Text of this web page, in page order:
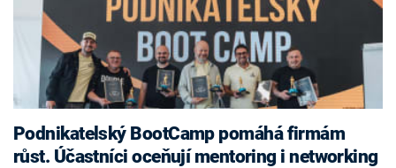
Podnikatelský BootCamp pomáhá firmám
růst. Účastníci oceňují mentoring i networking